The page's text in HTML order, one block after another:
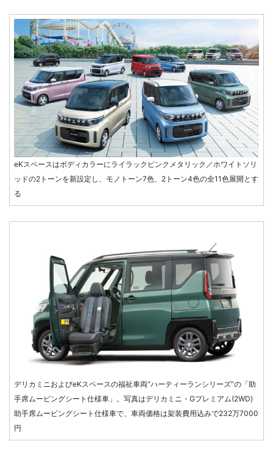
eKスペースはボディカラーにライラックピンクメタリック／ホワイトソリ
ッドの2トーンを新設定し、モノトーン7色、2トーン4色の全11色展開とす
る
デリカミニおよびeKスペースの福祉車両“ハーティーランシリーズ”の「助
手席ムービングシート仕様車」。写真はデリカミニ・Gプレミアム(2WD)
助手席ムービングシート仕様車で、車両価格は架装費用込みで232万7000
円